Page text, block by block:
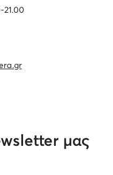
21.00
μας